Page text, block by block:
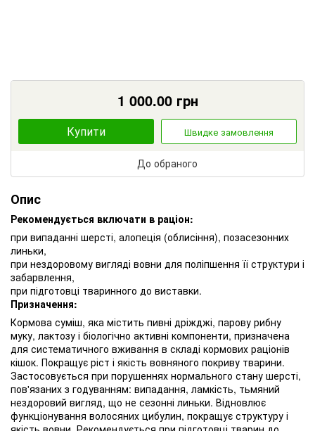
1 000.00грн
Купити Швидке замовлення
До обраного
Опис
Рекомендується включати в раціон:
при випаданні шерсті, алопеція (облисіння), позасезонних
линьки,
при нездоровому вигляді вовни для поліпшення її структури і
забарвлення,
при підготовці тваринного до виставки.
Призначення:
Кормова суміш, яка містить пивні дріжджі, парову рибну
муку, лактозу і біологічно активні компоненти, призначена
для систематичного вживання в складі кормових раціонів
кішок. Покращує ріст і якість вовняного покриву тварини.
Застосовується при порушеннях нормального стану шерсті,
пов'язаних з годуванням: випадання, ламкість, тьмяний
нездоровий вигляд, що не сезонні линьки. Відновлює
функціонування волосяних цибулин, покращує структуру і